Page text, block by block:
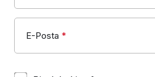
E-Posta *